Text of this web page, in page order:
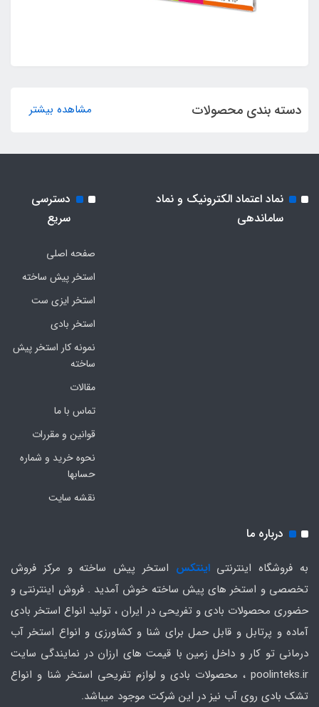
دسته بندی محصولات مشاهده بیشتر
نماد اعتماد الکترونیک و نماد
ساماندهی
دسترسی
سریع
صفحه اصلی
استخر پیش ساخته
استخر ایزی ست
استخر بادی
نمونه کار استخر پیش
ساخته
مقالات
تماس با ما
قوانین و مقررات
نحوه خرید و شماره
حسابها
نقشه سایت
درباره ما
به فروشگاه اینترنتیاینتکس استخر پیش ساخته و مرکز فروش
تخصصی و استخر های پیش ساخته خوش آمدید . فروش اینترنتی و
حضوری محصولات بادی و تفریحی در ایران ، تولید انواع استخر بادی
آماده و پرتابل و قابل حمل برای شنا و کشاورزی و انواع استخر آب
درمانی تو کار و داخل زمین با قیمت های ارزان در نمایندگی سایت
poolinteks.ir ، محصولات بادی و لوازم تفریحی استخر شنا و انواع
تشک بادی روی آب نیز در این شرکت موجود میباشد.